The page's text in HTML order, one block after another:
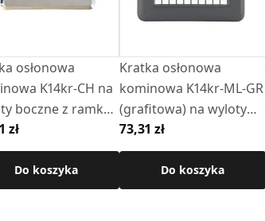
osłonowa
K14kr-CH na
boczne z ramką
zł
Do koszyka
Kratka osłonowa
kominowa K14kr-ML-GR
(grafitowa) na wyloty
boczne z ramką
73,31 zł
Do koszyka